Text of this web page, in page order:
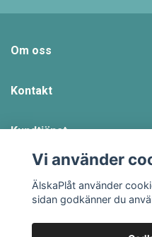
Om oss
Kontakt
Kundtjänst
Vi använder
ÄlskaPlåt använder
sidan godkänner du